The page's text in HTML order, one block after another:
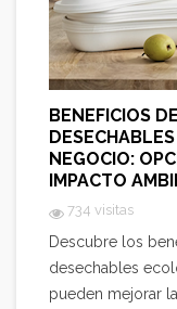
BENEFICIOS
NEGOCIO:
IMPACTO
734 visitas
Descubre los
desechables
pueden mejorar